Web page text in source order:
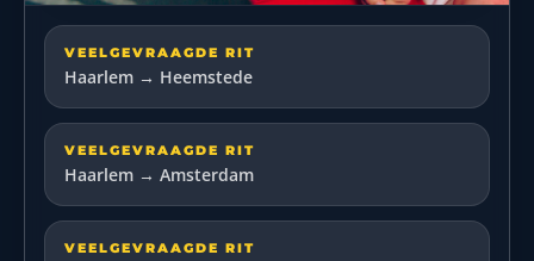
VEELGEVRAAGDE RIT
Haarlem → Heemstede
VEELGEVRAAGDE RIT
Haarlem → Amsterdam
VEELGEVRAAGDE RIT